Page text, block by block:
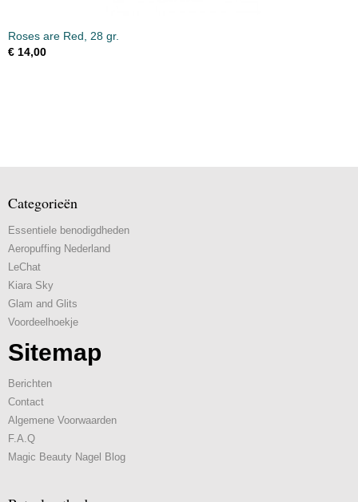
Roses are Red, 28 gr.
€ 14,00
Categorieën
Essentiele benodigdheden
Aeropuffing Nederland
LeChat
Kiara Sky
Glam and Glits
Voordeelhoekje
Sitemap
Berichten
Contact
Algemene Voorwaarden
F.A.Q
Magic Beauty Nagel Blog